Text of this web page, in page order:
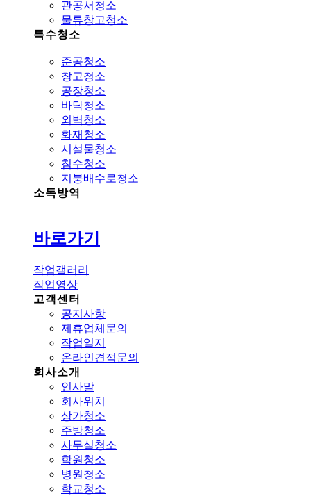
관공서청소
물류창고청소
특수청소
준공청소
창고청소
공장청소
바닥청소
외벽청소
화재청소
시설물청소
침수청소
지붕배수로청소
소독방역
바로가기
작업갤러리
작업영상
고객센터
공지사항
제휴업체문의
작업일지
온라인견적문의
회사소개
인사말
회사위치
상가청소
주방청소
사무실청소
학원청소
병원청소
학교청소